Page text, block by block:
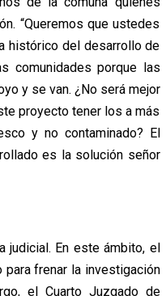
“Queremos que ustedes
histórico del desarrollo de
comunidades porque las
y se van. ¿No será mejor
proyecto tener los a más
y no contaminado? El
es la solución señor
judicial. En este ámbito, el
frenar la investigación
el Cuarto Juzgado de